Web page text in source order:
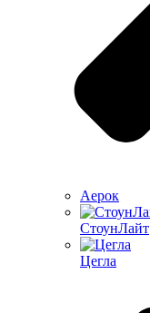
Аерок
СтоунЛайт
Цегла